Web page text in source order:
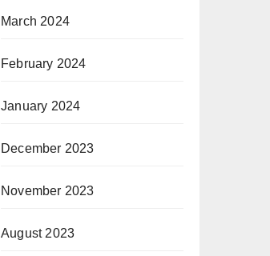
March 2024
February 2024
January 2024
December 2023
November 2023
August 2023